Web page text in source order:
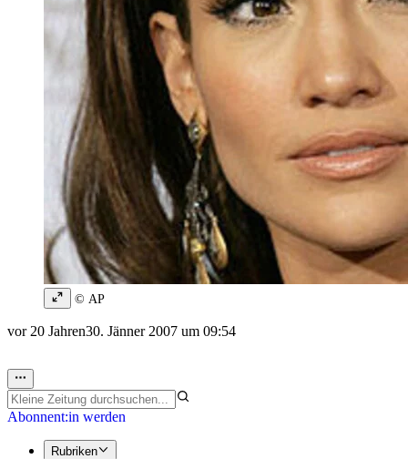
© AP
vor 20 Jahren30. Jänner 2007 um 09:54
Abonnent:in werden
Rubriken